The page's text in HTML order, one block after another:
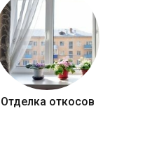
Отделка откосов